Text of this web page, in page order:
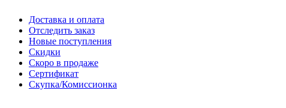
Доставка и оплата
Отследить заказ
Новые поступления
Скидки
Скоро в продаже
Сертификат
Скупка/Комиссионка